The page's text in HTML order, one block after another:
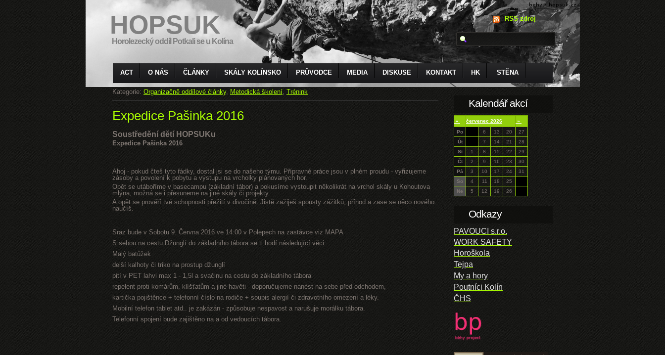
HOPSUK
Horolezecký oddíl Potkali se u Kolína
RSS zdroj
ACT O NÁS ČLÁNKY SKÁLY KOLÍNSKO PRŮVODCE MEDIA DISKUSE KONTAKT HK STĚNA
Kategorie: Organizačně oddílové články, Metodická školení, Trénink
Expedice Pašinka 2016
Soustředění dětí HOPSUKu
Expedice Pašinka 2016
Ahoj - pokud čteš tyto řádky, dostal jsi se do našeho týmu. Přípravné práce jsou v plném proudu - vyřizujeme
zásoby a povolení k pobytu a výstupu na vrcholky plánovaných hor.
Opět se utáboříme v basecampu (základní tábor) a pokusíme vystoupit několikrát na vrchol skály u Kohoutova
mlýna, možná se i přesuneme na jiné skály či projekty.
A opět se prověří tvé schopnosti přežití v divočině. Jistě zažiješ spousty zážitků, příhod a zase se něco nového
naučíš.
Sraz bude v Sobotu 9. Června 2016 ve 14:00 v Polepech na zastávce viz MAPA
S sebou na cestu Džunglí do základního tábora se ti hodí následující věci:
Malý batůžek
delší kalhoty či triko na prostup džunglí
pití v PET lahvi max 1 - 1,5l a svačinu na cestu do základního tábora
repelent proti komárům, klíšťatům a jiné havěti - doporučujeme nanést na sebe před odchodem,
kartička pojištěnce + telefonní číslo na rodiče + soupis alergií či zdravotního omezení a léky.
Mobilní telefon tablet atd.. je zakázán - způsobuje nespavost a narušuje morálku tábora.
Telefonní spojení bude zajištěno na a od vedoucích tábora.
Kalendář akcí
« červenec 2026
»
Po
6 13 20
27
Út
7 14 21
28
St
1 8 15 22
29
Čt
2 9 16 23
30
Pá
3 10 17 24
31
So
4 11 18
25
Ne
5 12 19 26
Odkazy
PAVOUCI s.r.o.
WORK SAFETY
Horoškola
Tejpa
My a hory
Poutníci Kolín
ČHS